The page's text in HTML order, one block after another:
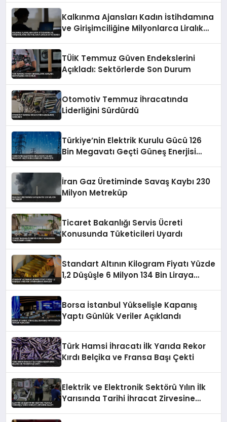
Kalkınma Ajansları Kadın İstihdamına
ve Girişimciliğine Milyonlarca Liralık
TÜİK Temmuz Güven Endekslerini
Açıkladı: Sektörlerde Son Durum
Otomotiv Temmuz İhracatında
Liderliğini Sürdürdü
Türkiye’nin Elektrik Kurulu Gücü 126
Bin Megavatı Geçti Güneş Enerjisi
İran Gaz Üretiminde Savaş Kaybı 230
Milyon Metreküp
Ticaret Bakanlığı Servis Ücreti
Konusunda Tüketicileri Uyardı
Standart Altının Kilogram Fiyatı Yüzde
1,2 Düşüşle 6 Milyon 134 Bin Liraya
Borsa İstanbul Yükselişle Kapanış
Yaptı Günlük Veriler Açıklandı
Türk Hamsi İhracatı İlk Yarıda Rekor
Kırdı Belçika ve Fransa Başı Çekti
Elektrik ve Elektronik Sektörü Yılın İlk
Yarısında Tarihi İhracat Zirvesine